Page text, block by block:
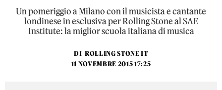
Un pomeriggio a Milano con il musicista e cantante
londinese in esclusiva per Rolling Stone al SAE
Institute: la miglior scuola italiana di musica
DI ROLLING STONE IT
11 NOVEMBRE 2015 17:25